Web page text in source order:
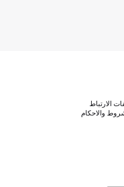
الارتباط
والاحكام